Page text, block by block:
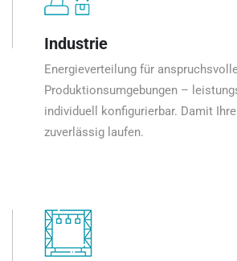
Industrie
Energieverteilung für
Produktionsumgebungen –
individuell konfigurierbar. Damit
zuverlässig laufen.